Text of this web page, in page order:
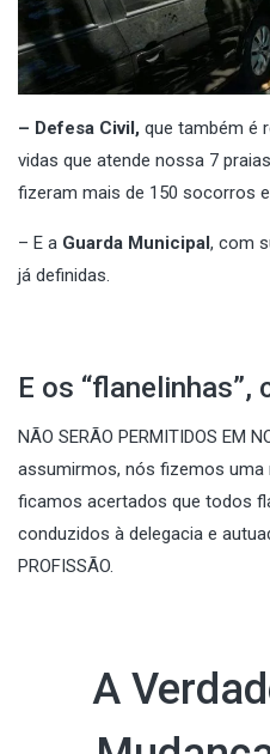
– Defesa Civil, que também é
vidas que atende nossa 7
fizeram mais de 150 socorros
– E a Guarda Municipal, com
já definidas.
E os “flanelinhas”,
NÃO SERÃO PERMITIDOS EM
assumirmos, nós fizemos uma
ficamos acertados que todos
conduzidos à delegacia e
PROFISSÃO.
A